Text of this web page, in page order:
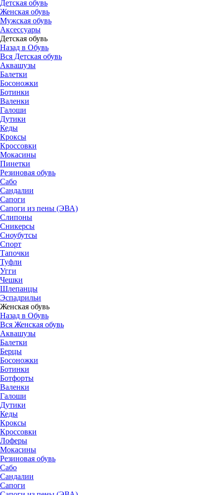
Детская обувь
Женская обувь
Мужская обувь
Аксессуары
Детская обувь
Назад в Обувь
Вся Детская обувь
Аквашузы
Балетки
Босоножки
Ботинки
Валенки
Галоши
Дутики
Кеды
Кроксы
Кроссовки
Мокасины
Пинетки
Резиновая обувь
Сабо
Сандалии
Сапоги
Сапоги из пены (ЭВА)
Слипоны
Сникерсы
Сноубутсы
Спорт
Тапочки
Туфли
Угги
Чешки
Шлепанцы
Эспадрильи
Женская обувь
Назад в Обувь
Вся Женская обувь
Аквашузы
Балетки
Берцы
Босоножки
Ботинки
Ботфорты
Валенки
Галоши
Дутики
Кеды
Кроксы
Кроссовки
Лоферы
Мокасины
Резиновая обувь
Сабо
Сандалии
Сапоги